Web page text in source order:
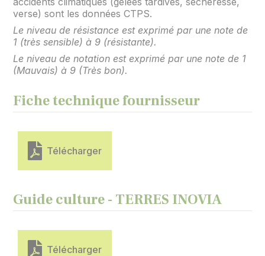
verse) sont les données CTPS.
Le niveau de résistance est exprimé par une note de
1 (très sensible) à 9 (résistante).
Le niveau de notation est exprimé par une note de 1
(Mauvais) à 9 (Très bon).
Fiche technique fournisseur
Télécharger
Guide culture - TERRES INOVIA
Télécharger